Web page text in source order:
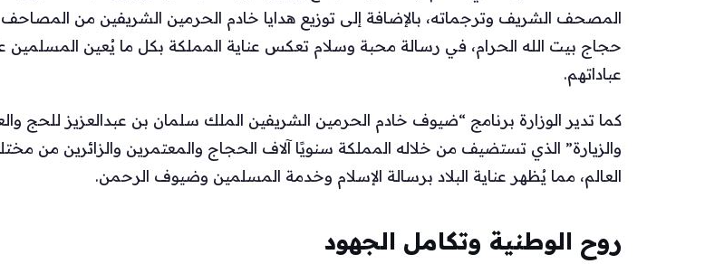
المصحف الشريف وترجماته، بالإضافة إلى توزيع هدايا خادم الحرمين الشريفين من
حجاج بيت الله الحرام، في رسالة محبة وسلام تعكس عناية المملكة بكل ما يُعين المسلمين
عباداتهم.
كما تدير الوزارة برنامج “ضيوف خادم الحرمين الشريفين الملك سلمان بن عبدالعزيز للحج
والزيارة” الذي تستضيف من خلاله المملكة سنويًا آلاف الحجاج والمعتمرين والزائرين من
العالم، مما يُظهر عناية البلاد برسالة الإسلام وخدمة المسلمين وضيوف الرحمن.
روح الوطنية وتكامل الجهود